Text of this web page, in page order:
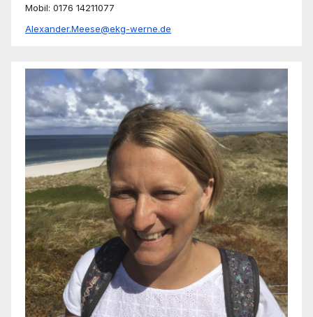
Mobil: 0176 14211077
Alexander.Meese@ekg-werne.de